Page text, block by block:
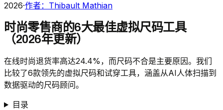
2026·作者：Thibault Mathian
时尚零售商的6大最佳虚拟尺码工具
（2026年更新）
在线时尚退货率高达24.4%，而尺码不合是主要原因。我们
比较了6款领先的虚拟尺码和试穿工具，涵盖从AI人体扫描到
数据驱动的尺码顾问。
目录